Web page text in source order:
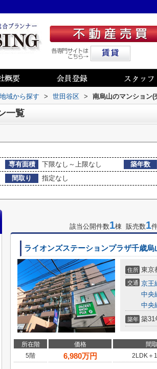
域から探す > 世田谷区 > 南烏山のマンション(
一覧
専有面積 下限なし～上限なし 築年数
間取り
指定なし
該当公開件数1棟 販売数1
ライオンズステーションプラザ千歳烏
住所 東京
交通 京王
中央
中央
築年 築31
所在階 価格 間
5階
6,980万円 2LDK＋